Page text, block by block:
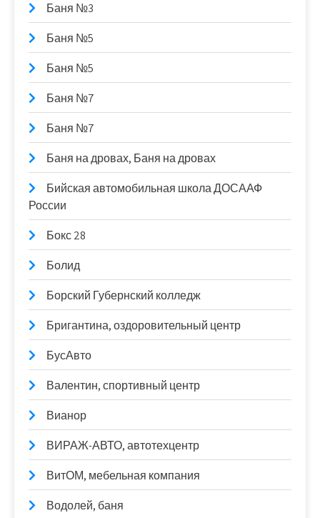
Баня №3
Баня №5
Баня №5
Баня №7
Баня №7
Баня на дровах, Баня на дровах
Бийская автомобильная школа ДОСААФ
России
Бокс 28
Болид
Борский Губернский колледж
Бригантина, оздоровительный центр
БусАвто
Валентин, спортивный центр
Вианор
ВИРАЖ-АВТО, автотехцентр
ВитОМ, мебельная компания
Водолей, баня